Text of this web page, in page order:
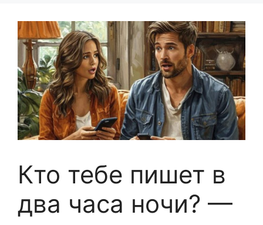
Кто тебе пишет в
два часа ночи? —